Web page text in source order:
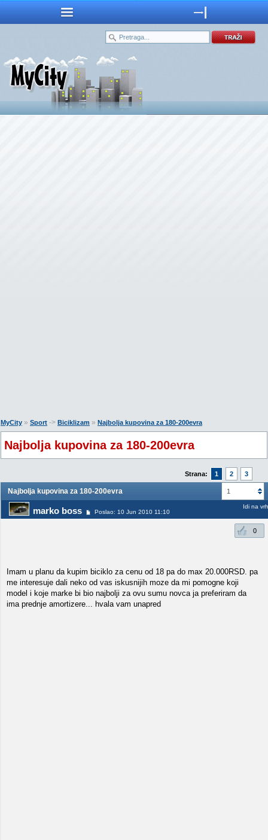
MyCity » Sport -> Biciklizam » Najbolja kupovina za 180-200evra
Najbolja kupovina za 180-200evra
Strana: 1 2 3
1
Najbolja kupovina za 180-200evra
marko boss Poslao: 10 Jun 2010 11:10
Idi na vrh
0
Imam u planu da kupim biciklo za cenu od 18 pa do max 20.000RSD. pa
me interesuje dali neko od vas iskusnijih moze da mi pomogne koji
model i koje marke bi bio najbolji za ovu sumu novca ja preferiram da
ima prednje amortizere... hvala vam unapred